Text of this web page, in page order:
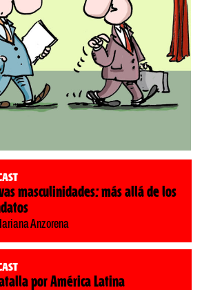
masculinidades: más allá de los
Anzorena
por América Latina